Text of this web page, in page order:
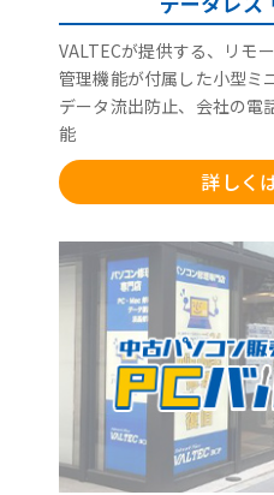
VALTECが提供する、リモ
管理機能が付属した小型ミ
データ流出防止、会社の電
能
詳しく